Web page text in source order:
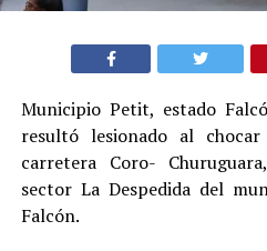
Municipio Petit, estado
resultó lesionado al
carretera Coro-
sector La Despedida del
Falcón.